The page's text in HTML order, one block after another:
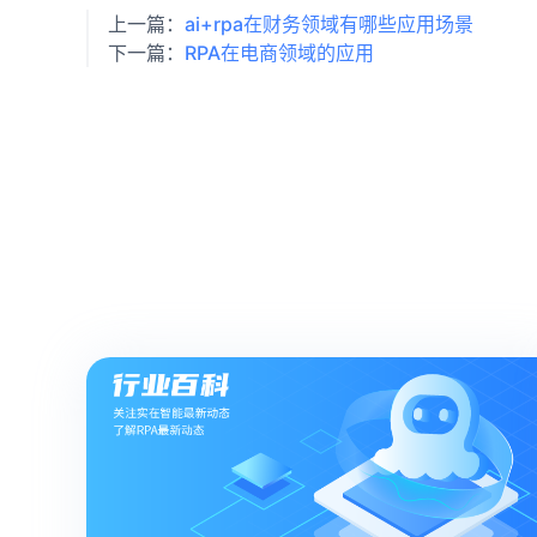
上一篇： ai+rpa在财务领域有哪些应用场景
下一篇： RPA在电商领域的应用